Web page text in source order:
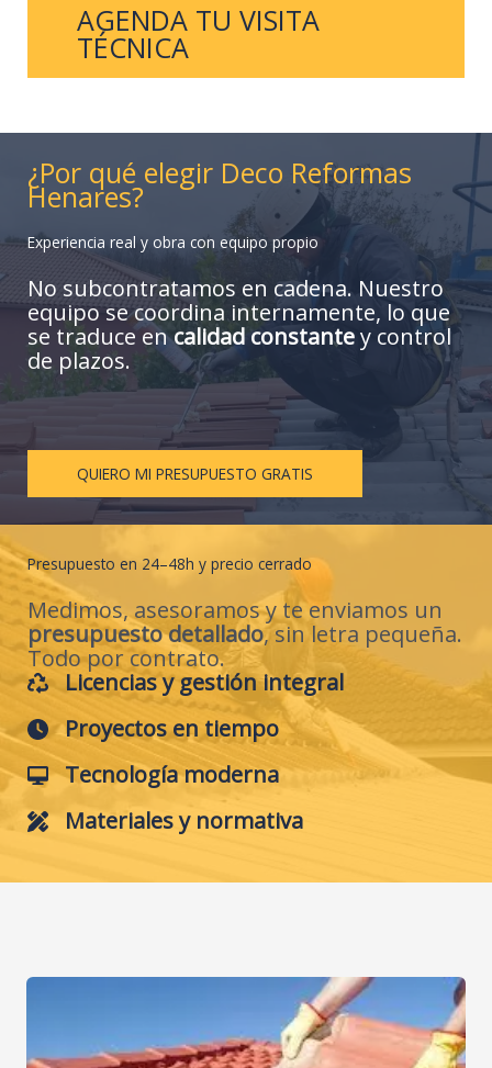
AGENDA TU VISITA
TÉCNICA
¿Por qué elegir Deco Reformas
Henares?
Experiencia real y obra con equipo propio
No subcontratamos en cadena. Nuestro
equipo se coordina internamente, lo que
se traduce encalidad constantey control
de plazos.
QUIERO MI PRESUPUESTO GRATIS
Presupuesto en 24–48h y precio cerrado
Medimos, asesoramos y te enviamos un
presupuesto detallado, sin letra pequeña.
Todo por contrato.
Licencias y gestión integral
Proyectos en tiempo
Tecnología moderna
Materiales y normativa